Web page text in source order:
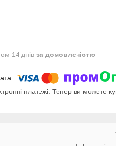
14 днів за домовленістю
платежі. Тепер ви можете